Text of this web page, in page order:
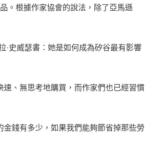
。根據作家協會的說法，除了亞馬遜
·史威瑟書：她是如何成為矽谷最有影響
、無思考地購買，而作家們也已經習慣
錢有多少，如果我們能夠節省掉那些勞